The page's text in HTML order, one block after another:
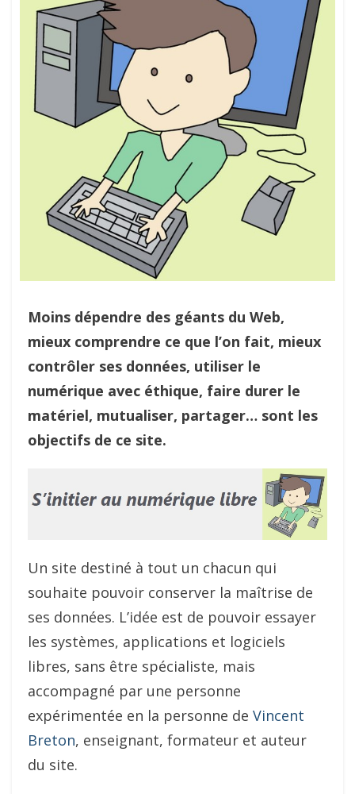
Moins dépendre des géants du Web,
mieux comprendre ce que l’on fait, mieux
contrôler ses données, utiliser le
numérique avec éthique, faire durer le
matériel, mutualiser, partager… sont les
objectifs de ce site.
Un site destiné à tout un chacun qui
souhaite pouvoir conserver la maîtrise de
ses données. L’idée est de pouvoir essayer
les systèmes, applications et logiciels
libres, sans être spécialiste, mais
accompagné par une personne
expérimentée en la personne de Vincent
Breton, enseignant, formateur et auteur
du site.